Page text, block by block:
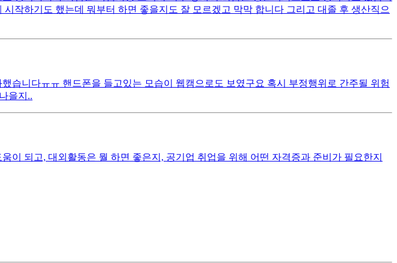
작하기도 했는데 뭐부터 하면 좋을지도 잘 모르겠고 막막 합니다 그리고 대졸 후 생산직으
습니다ㅠㅠ 핸드폰을 들고있는 모습이 웹캠으로도 보였구요 혹시 부정행위로 간주될 위험
을지..
되고, 대외활동은 뭘 하면 좋은지, 공기업 취업을 위해 어떤 자격증과 준비가 필요한지